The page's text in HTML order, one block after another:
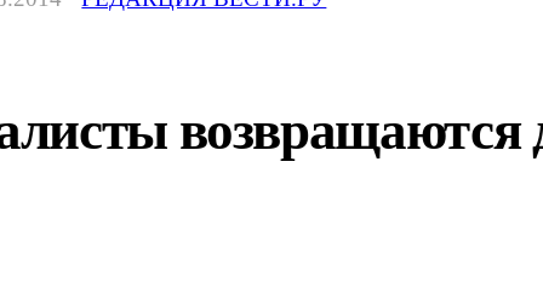
возвращаются